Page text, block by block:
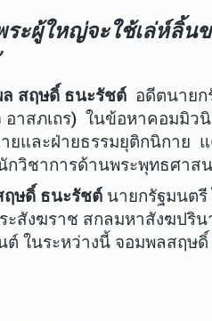
ระผู้ใหญ่จะใช้เล่ห์ลิ้น
สฤษดิ์ ธนะรัชต์ อดีตนายก
อาสภเถร) ในข้อหาคอมมิ
ยและฝ่ายธรรมยุติกนิกาย
กวิชาการด้านพระพุทธศาส
ษดิ์ ธนะรัชต์ นายกรัฐมนตรี
สังฆราช สกลมหาสังฆปริ
ต์ ในระหว่างนี้ จอมพลสฤษ